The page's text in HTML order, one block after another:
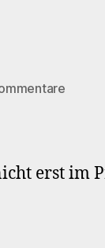
zu
–
erst im